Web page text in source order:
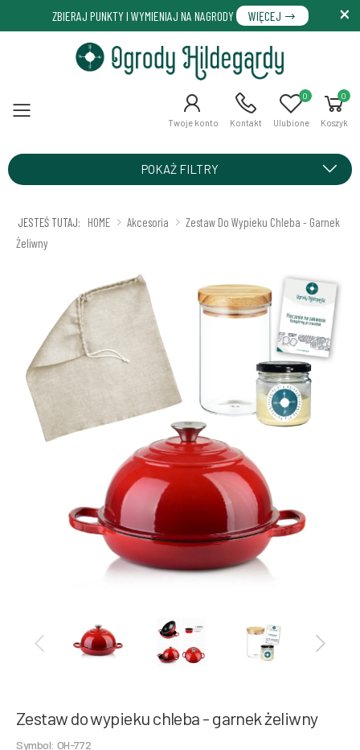
ZBIERAJ PUNKTY I WYMIENIAJ NA NAGRODY WIĘCEJ
Menu Twoje konto Kontakt Ulubione
0 0
Koszyk
POKAŻ FILTRY
JESTEŚ TUTAJ: HOME Akcesoria
Zestaw Do Wypieku Chleba - Garnek
Żeliwny
Zestaw do wypieku chleba - garnek żeliwny
Symbol: OH-772